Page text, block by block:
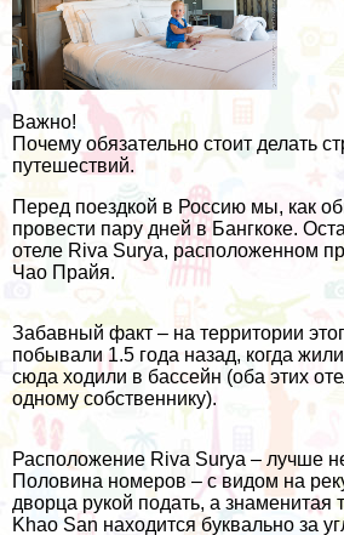
Важно!
Почему обязательно стоит делать
путешествий.
Перед поездкой в Россию мы, как
провести пару дней в Бангкоке.
отеле Riva Surya, расположенном
Чао Прайя.
Забавный факт – на территории
побывали 1.5 года назад, когда
сюда ходили в бассейн (оба этих
одному собственнику).
Расположение Riva Surya – лучше
Половина номеров – с видом на
дворца рукой подать, а знаменитая
Khao San находится буквально за